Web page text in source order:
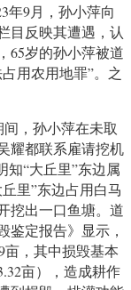
年9月，孙小萍向
目反映其遭遇，认
65岁的孙小萍被道
用农用地罪”。之
，孙小萍在未取
耀都联系雇请挖机
知“大丘里”东边属
里”东边占用白马
挖出一口鱼塘。道
鉴定报告》显示，
亩，其中损毁基本
亩），造成耕作